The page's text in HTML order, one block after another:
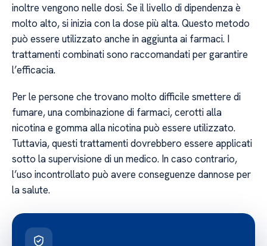
inoltre vengono nelle dosi. Se il livello di dipendenza è
molto alto, si inizia con la dose più alta. Questo metodo
può essere utilizzato anche in aggiunta ai farmaci. I
trattamenti combinati sono raccomandati per garantire
l’efficacia.
Per le persone che trovano molto difficile smettere di
fumare, una combinazione di farmaci, cerotti alla
nicotina e gomma alla nicotina può essere utilizzato.
Tuttavia, questi trattamenti dovrebbero essere applicati
sotto la supervisione di un medico. In caso contrario,
l’uso incontrollato può avere conseguenze dannose per
la salute.